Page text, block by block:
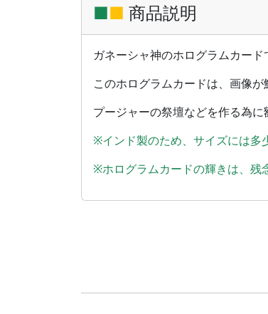
■■ 商品説明
ガネーシャ神のホログラムカー
このホログラムカードは、画像
プージャーの祭壇などを作る為に
※インド製のため、サイズには多
※ホログラムカードの輝きは、残